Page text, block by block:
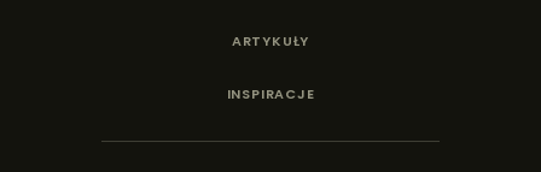
ARTYKUŁY
INSPIRACJE